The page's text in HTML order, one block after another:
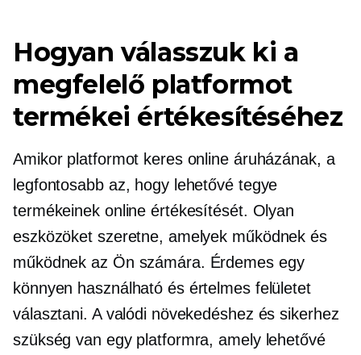
Hogyan válasszuk ki a
megfelelő platformot
termékei értékesítéséhez
Amikor platformot keres online áruházának, a
legfontosabb az, hogy lehetővé tegye
termékeinek online értékesítését. Olyan
eszközöket szeretne, amelyek működnek és
működnek az Ön számára. Érdemes egy
könnyen használható és értelmes felületet
választani. A valódi növekedéshez és sikerhez
szükség van egy platformra, amely lehetővé